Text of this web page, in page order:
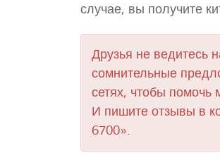
случае, вы получите
Друзья не ведитесь
сомнительные
сетях, чтобы
И пишите отзывы в
6700».